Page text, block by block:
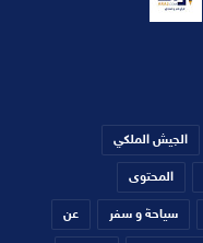
الجيش الملكي
المحتوى
سياحة و سفر عن